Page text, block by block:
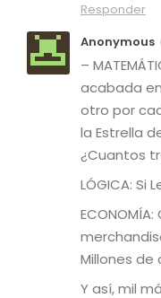
Responder
Anonymous
–
acabada
otro por
la Estrella
¿Cuantos
LÓGICA: Si
ECONOMÍA:
Millones
Y así, mil